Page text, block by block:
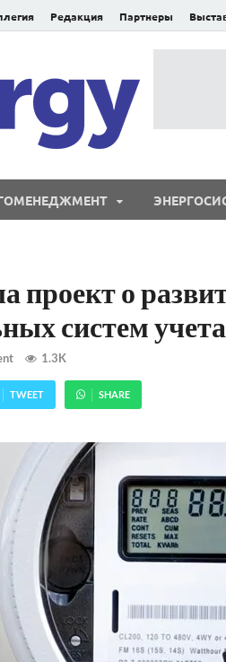
Редакция Партнеры
проект о
систем
1.3K
TWEET SHARE